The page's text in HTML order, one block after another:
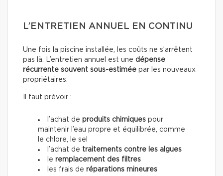
L’ENTRETIEN ANNUEL EN CONTINU
Une fois la piscine installée, les coûts ne s’arrêtent
pas là. L’entretien annuel est une dépense
récurrente souvent sous-estimée par les nouveaux
propriétaires.
Il faut prévoir :
l’achat de produits chimiques pour
maintenir l’eau propre et équilibrée, comme
le chlore, le sel
l’achat de traitements contre les algues
le remplacement des filtres
les frais de réparations mineures